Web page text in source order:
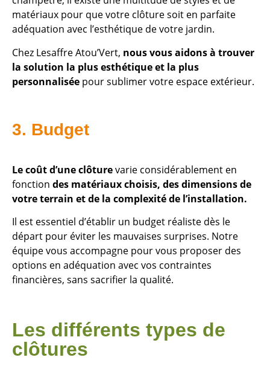
matériaux pour que votre clôture soit en parfaite
adéquation avec l’esthétique de votre jardin.
Chez Lesaffre Atou’Vert, nous vous aidons à trouver
la solution la plus esthétique et la plus
personnalisée pour sublimer votre espace extérieur.
3. Budget
Le coût d’une clôturevarie considérablement en
fonction des matériaux choisis, des dimensions de
votre terrain et de la complexité de l’installation.
Il est essentiel d’établir un budget réaliste dès le
départ pour éviter les mauvaises surprises. Notre
équipe vous accompagne pour vous proposer des
options en adéquation avec vos contraintes
financières, sans sacrifier la qualité.
Les différents types de
clôtures